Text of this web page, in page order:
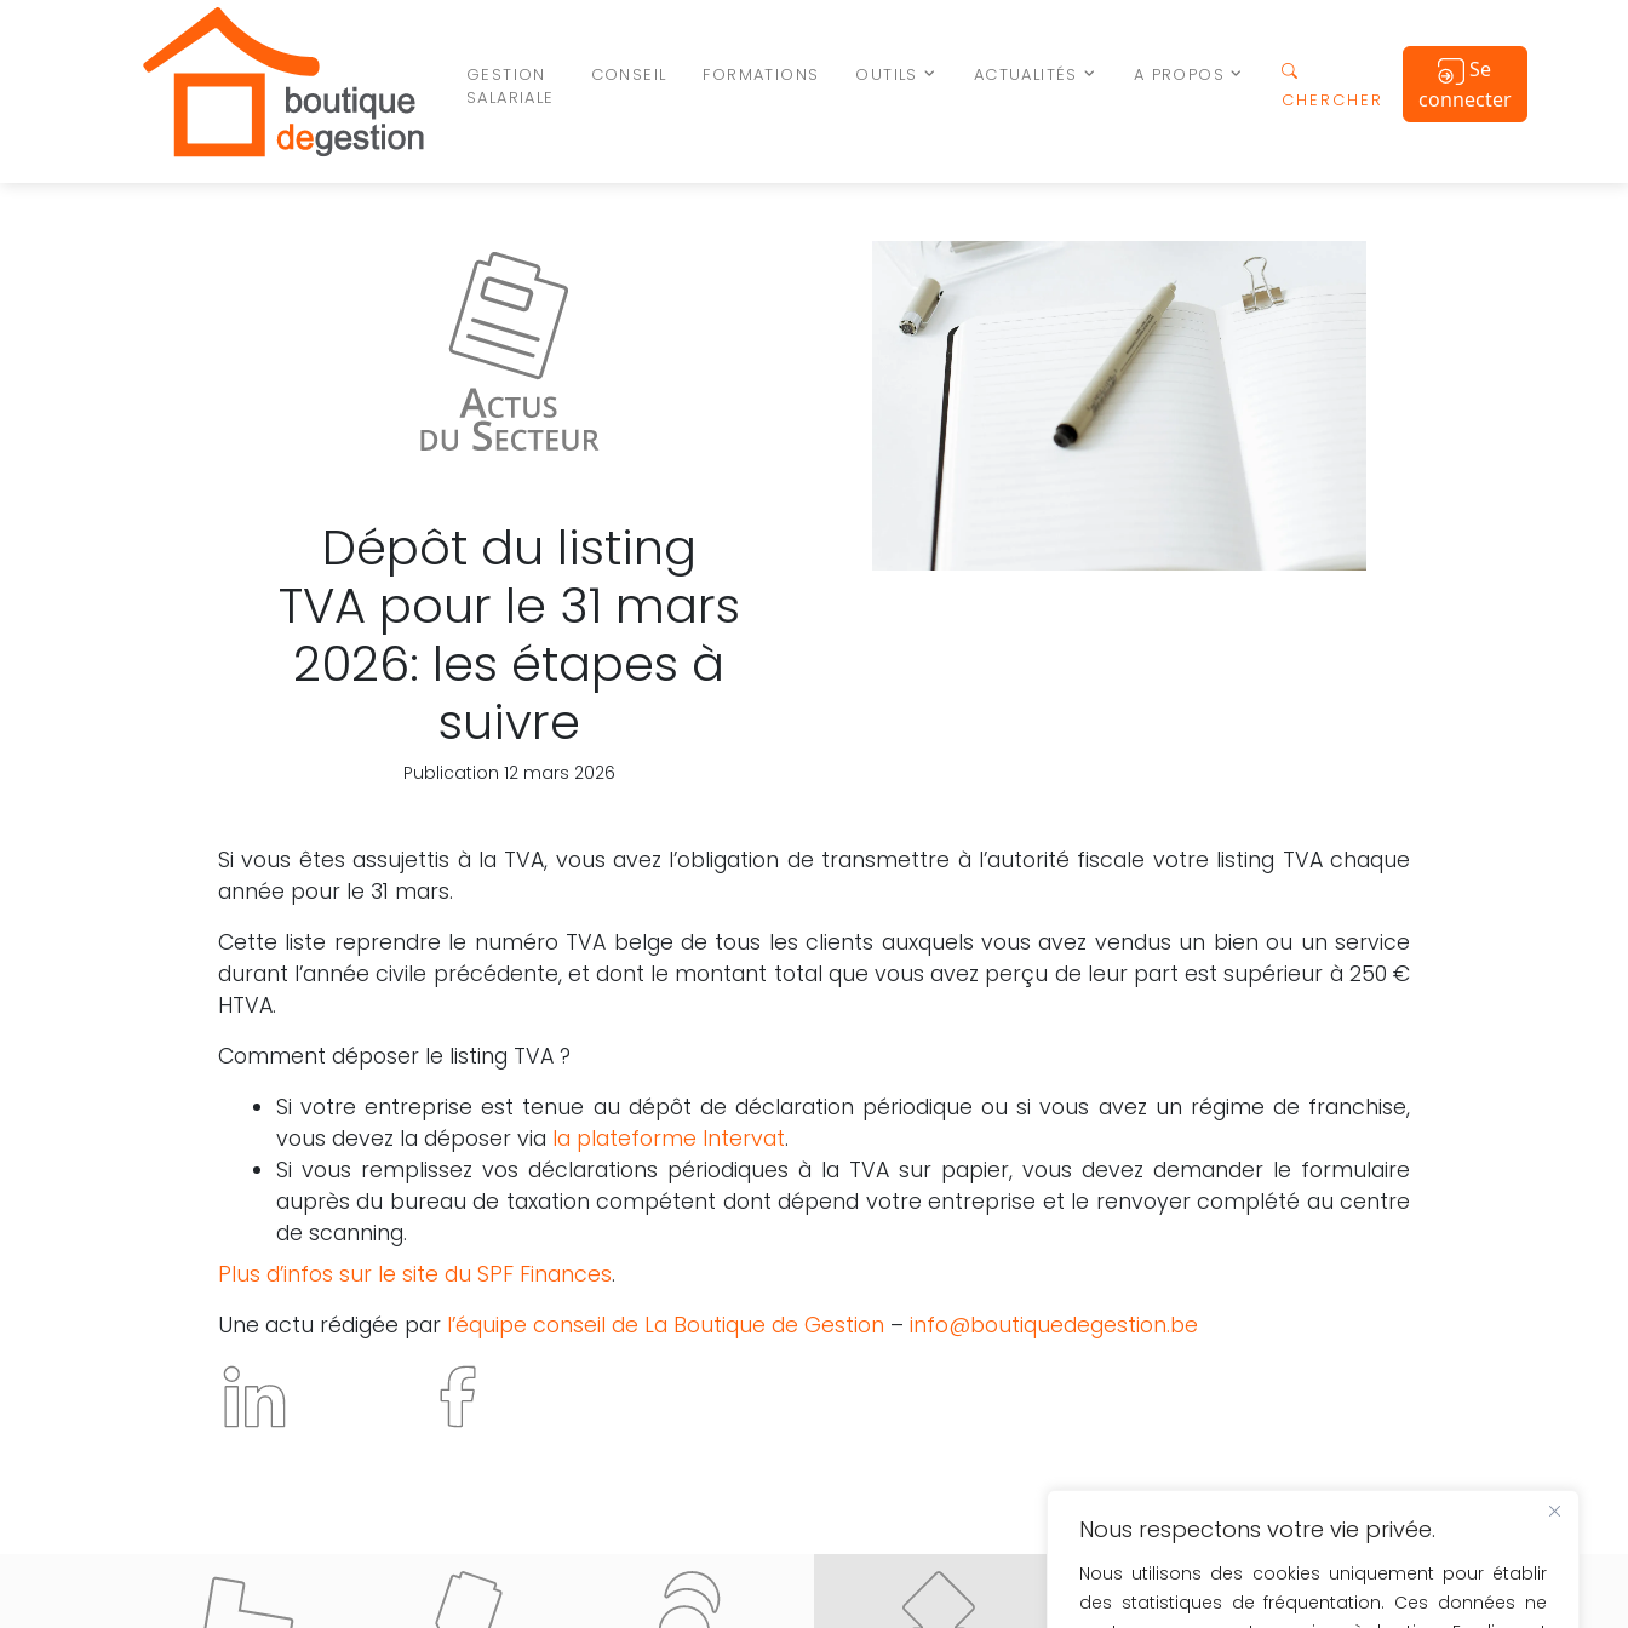
Nous respectons votre vie privée.
Nous utilisons des cookies uniquement pour établir
des statistiques de fréquentation. Ces données ne
GESTION
SALARIALE
CONSEIL FORMATIONS OUTILS ACTUALITÉS
A PROPOS
CHERCHER
Se
connecter
Dépôt du listing
TVA pour le 31 mars
2026: les étapes à
suivre
Publication 12 mars 2026
Si vous êtes assujettis à la TVA, vous avez l’obligation de transmettre à l’autorité fiscale votre listing TVA chaque
année pour le 31 mars.
Cette liste reprendre le numéro TVA belge de tous les clients auxquels vous avez vendus un bien ou un service
durant l’année civile précédente, et dont le montant total que vous avez perçu de leur part est supérieur à 250 €
HTVA.
Comment déposer le listing TVA ?
Si votre entreprise est tenue au dépôt de déclaration périodique ou si vous avez un régime de franchise,
vous devez la déposer via la plateforme Intervat.
Si vous remplissez vos déclarations périodiques à la TVA sur papier, vous devez demander le formulaire
auprès du bureau de taxation compétent dont dépend votre entreprise et le renvoyer complété au centre
de scanning.
Plus d’infos sur le site du SPF Finances.
Une actu rédigée par l’équipe conseil de La Boutique de Gestion – info@boutiquedegestion.be
Recevez comme les 6776 inscrits une fois
par mois